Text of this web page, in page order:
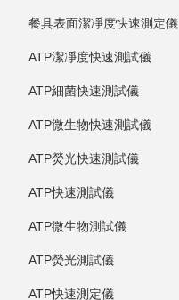
餐具表面潔凈度快速測定儀
ATP潔凈度快速測試儀
ATP細菌快速測試儀
ATP微生物快速測試儀
ATP熒光快速測試儀
ATP快速測試儀
ATP微生物測試儀
ATP熒光測試儀
ATP快速測定儀